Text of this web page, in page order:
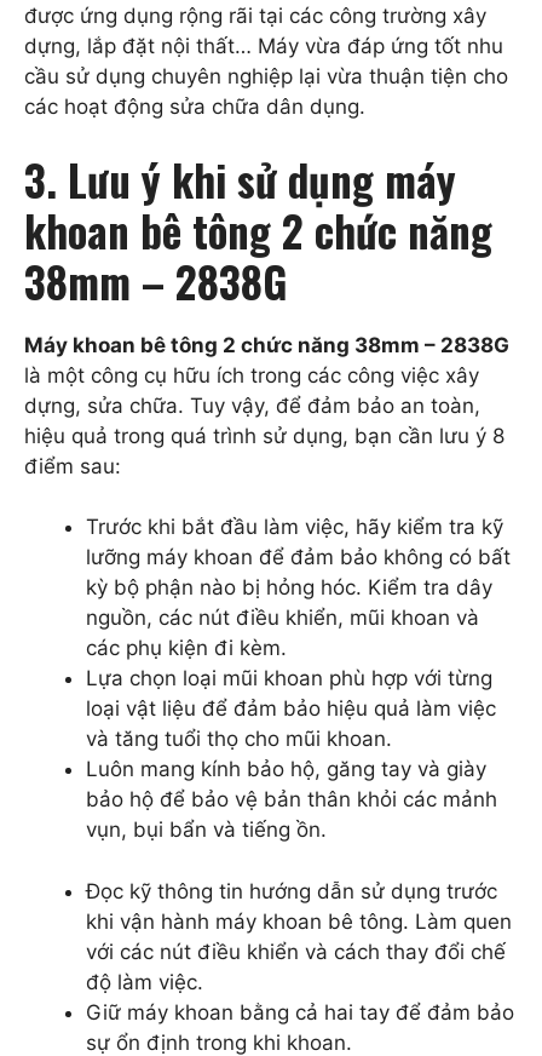
được ứng dụng rộng rãi tại các công trường xây
dựng, lắp đặt nội thất… Máy vừa đáp ứng tốt nhu
cầu sử dụng chuyên nghiệp lại vừa thuận tiện cho
các hoạt động sửa chữa dân dụng.
3. Lưu ý khi sử dụng máy
khoan bê tông 2 chức năng
38mm – 2838G
Máy khoan bê tông 2 chức năng 38mm – 2838G
là một công cụ hữu ích trong các công việc xây
dựng, sửa chữa. Tuy vậy, để đảm bảo an toàn,
hiệu quả trong quá trình sử dụng, bạn cần lưu ý 8
điểm sau:
Trước khi bắt đầu làm việc, hãy kiểm tra kỹ
lưỡng máy khoan để đảm bảo không có bất
kỳ bộ phận nào bị hỏng hóc. Kiểm tra dây
nguồn, các nút điều khiển, mũi khoan và
các phụ kiện đi kèm.
Lựa chọn loại mũi khoan phù hợp với từng
loại vật liệu để đảm bảo hiệu quả làm việc
và tăng tuổi thọ cho mũi khoan.
Luôn mang kính bảo hộ, găng tay và giày
bảo hộ để bảo vệ bản thân khỏi các mảnh
vụn, bụi bẩn và tiếng ồn.
Đọc kỹ thông tin hướng dẫn sử dụng trước
khi vận hành máy khoan bê tông. Làm quen
với các nút điều khiển và cách thay đổi chế
độ làm việc.
Giữ máy khoan bằng cả hai tay để đảm bảo
sự ổn định trong khi khoan.